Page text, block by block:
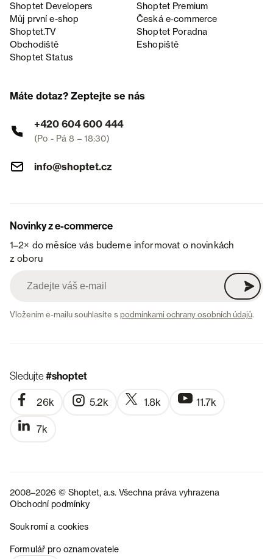
Shoptet Developers
Shoptet Premium
Můj první e-shop
Česká e‑commerce
Shoptet.TV
Shoptet Poradna
Obchodiště
Eshopiště
Shoptet Status
Máte dotaz? Zeptejte se nás
+420 604 600 444
(Po - Pá 8 – 18:30)
info@shoptet.cz
Novinky z e-commerce
1–2× do měsíce vás budeme informovat o novinkách
z oboru
Vložením e-mailu souhlasíte spodmínkami ochrany osobních údajů.
Sledujte#shoptet
26k 5.2k 1.8k 11.7k
7k
2008–2026 © Shoptet, a.s. Všechna práva vyhrazena
Obchodní podmínky
Soukromí a cookies
Formulář pro oznamovatele